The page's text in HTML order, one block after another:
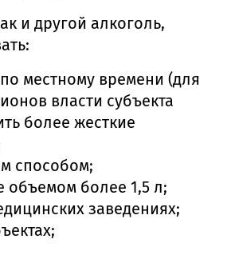
и другой алкоголь,
местному времени (для
власти субъекта
более жесткие
способом;
объемом более 1,5 л;
заведениях;